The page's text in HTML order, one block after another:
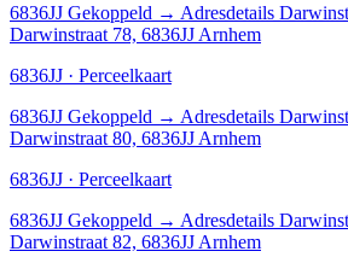
6836JJ Gekoppeld → Adresdetails
Darwinstraat 78, 6836JJ Arnhem
6836JJ · Perceelkaart
6836JJ Gekoppeld → Adresdetails
Darwinstraat 80, 6836JJ Arnhem
6836JJ · Perceelkaart
6836JJ Gekoppeld → Adresdetails
Darwinstraat 82, 6836JJ Arnhem